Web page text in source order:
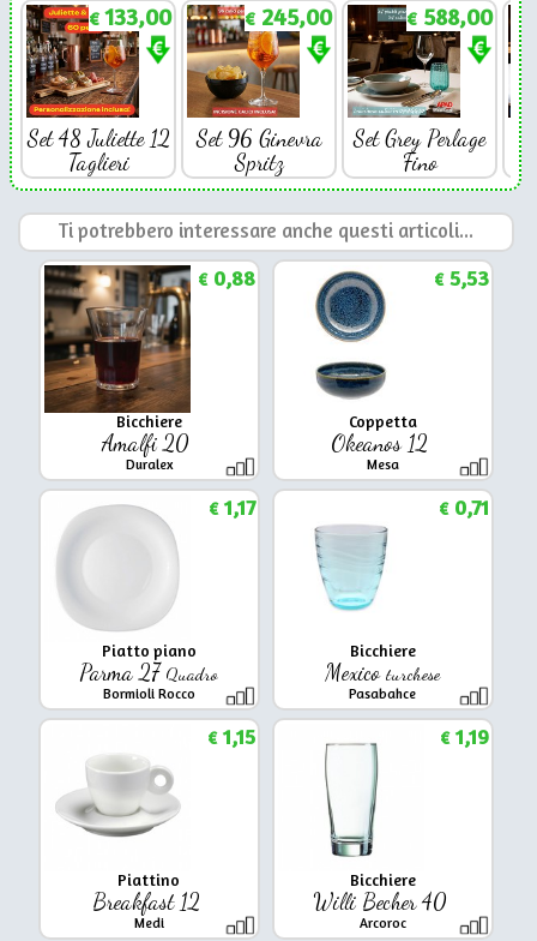
€ 133,00
Set 48 Juliette 12
Taglieri
€ 245,00
Set 96 Ginevra
Spritz
€ 588,00
Set Grey Perlage
Fino
Ti potrebbero interessare anche questi articoli...
Bicchiere
Amalfi 20
Duralex
€0,88
Coppetta
Okeanos 12
Mesa
€5,53
Piatto piano
Parma 27 Quadro
Bormioli Rocco
€1,17
Bicchiere
Mexicoturchese
Pasabahce
€0,71
Piattino
Breakfast 12
Medi
€1,15
Bicchiere
Willi Becher 40
Arcoroc
€1,19